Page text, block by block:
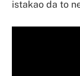
istakao da to